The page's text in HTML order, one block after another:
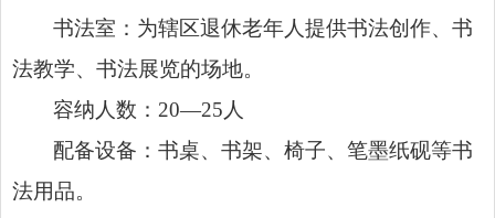
书法室：为辖区退休老年人提供书法创作、书
法教学、书法展览的场地。
容纳人数：20—25人
配备设备：书桌、书架、椅子、笔墨纸砚等书
法用品。